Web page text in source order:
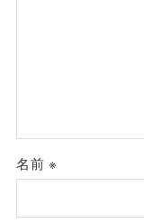
名前※